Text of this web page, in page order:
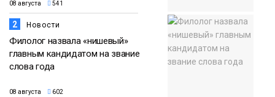
08 августа 541
2 Новости
Филолог назвала «нишевый»
главным кандидатом на звание
слова года
08 августа 602